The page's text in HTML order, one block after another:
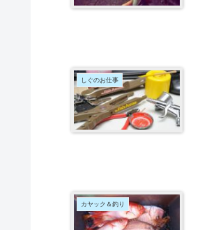
しぐのお仕事
カヤック＆釣り